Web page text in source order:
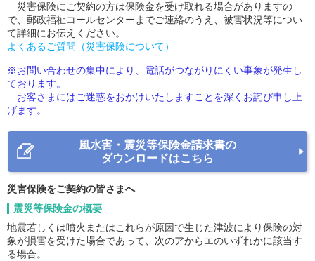
災害保険にご契約の方は保険金を受け取れる場合がありますの
で、郵政福祉コールセンターまでご連絡のうえ、被害状況等につい
て詳細にお伝えください。
よくあるご質問（災害保険について）
※お問い合わせの集中により、電話がつながりにくい事象が発生し
ております。
お客さまにはご迷惑をおかけいたしますことを深くお詫び申し上
げます。
風水害・震災等保険金請求書の
ダウンロードはこちら
災害保険をご契約の皆さまへ
震災等保険金の概要
地震若しくは噴火またはこれらが原因で生じた津波により保険の対
象が損害を受けた場合であって、次のアからエのいずれかに該当す
る場合。